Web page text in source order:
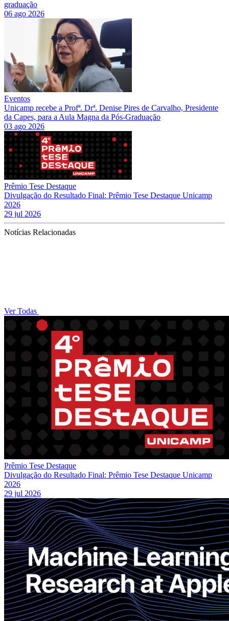
graduação
06 ago 2026
Eventos
Unicamp recebe a Profª. Drª. Denise Pires de Carvalho, Presidente
da Capes, para a Aula Magna da Pós-Graduação
03 ago 2026
Prêmio Tese Destaque
Divulgação do Resultado Final: Prêmio Tese Destaque Unicamp
2026
29 jul 2026
Notícias Relacionadas
Ver Todas
Prêmio Tese Destaque
Divulgação do Resultado Final: Prêmio Tese Destaque Unicamp
2026
29 jul 2026